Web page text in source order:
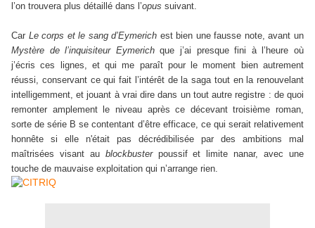
l’on trouvera plus détaillé dans l’opus suivant.
Car Le corps et le sang d’Eymerich est bien une fausse note, avant un
Mystère de l’inquisiteur Eymerichque j’ai presque fini à l’heure où
j’écris ces lignes, et qui me paraît pour le moment bien autrement
réussi, conservant ce qui fait l’intérêt de la saga tout en la renouvelant
intelligemment, et jouant à vrai dire dans un tout autre registre : de quoi
remonter amplement le niveau après ce décevant troisième roman,
sorte de série B se contentant d’être efficace, ce qui serait relativement
honnête si elle n'était pas décrédibilisée par des ambitions mal
maîtrisées visant au blockbusterpoussif et limite nanar, avec une
touche de mauvaise exploitation qui n’arrange rien.